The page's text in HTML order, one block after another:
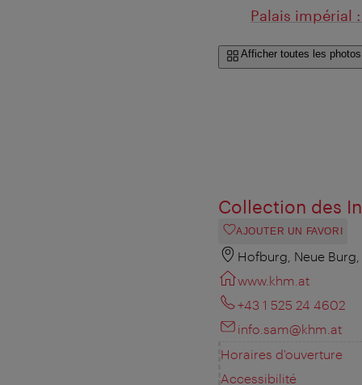
Palais impérial
Afficher toutes les photos
Collection des
AJOUTER UN FAVORI
Hofburg, Neue
www.khm.at
+43 1 525 24 4602
info.sam@khm.at
Horaires d'ouverture
Accessibilité